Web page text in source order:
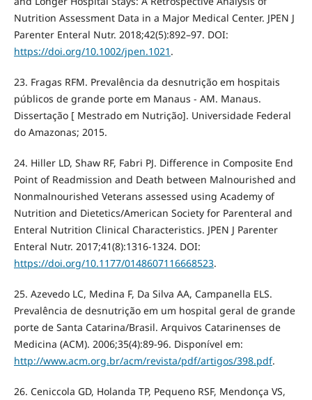
Nutrition Assessment Data in a Major Medical Center. JPEN J
Parenter Enteral Nutr. 2018;42(5):892–97. DOI:
https://doi.org/10.1002/jpen.1021 .
23. Fragas RFM. Prevalência da desnutrição em hospitais
públicos de grande porte em Manaus - AM. Manaus.
Dissertação [ Mestrado em Nutrição]. Universidade Federal
do Amazonas; 2015.
24. Hiller LD, Shaw RF, Fabri PJ. Difference in Composite End
Point of Readmission and Death between Malnourished and
Nonmalnourished Veterans assessed using Academy of
Nutrition and Dietetics/American Society for Parenteral and
Enteral Nutrition Clinical Characteristics. JPEN J Parenter
Enteral Nutr. 2017;41(8):1316-1324. DOI:
https://doi.org/10.1177/0148607116668523.
25. Azevedo LC, Medina F, Da Silva AA, Campanella ELS.
Prevalência de desnutrição em um hospital geral de grande
porte de Santa Catarina/Brasil. Arquivos Catarinenses de
Medicina (ACM). 2006;35(4):89-96. Disponível em:
http://www.acm.org.br/acm/revista/pdf/artigos/398.pdf.
26. Ceniccola GD, Holanda TP, Pequeno RSF, Mendonça VS,